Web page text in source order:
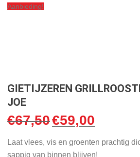
Aanbieding!
GIETIJZEREN
JOE
€67,50 Oorspronkelijke
was:
€59,00
is:
Laat vlees, vis en groenten prachtig
sappig van binnen blijven!